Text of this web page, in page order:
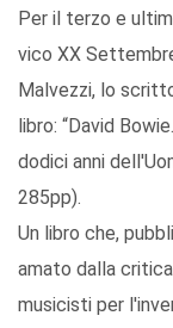
Per il terzo e
vico XX
Malvezzi, lo
libro: “David
dodici anni
285pp).
Un libro che,
amato dalla
musicisti per